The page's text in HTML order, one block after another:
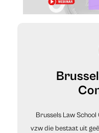
Brussels Law
vzw die bestaat uit